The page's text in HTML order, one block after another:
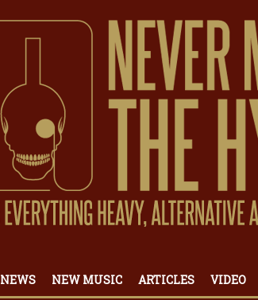
NEWS NEW MUSIC ARTICLES VIDEO